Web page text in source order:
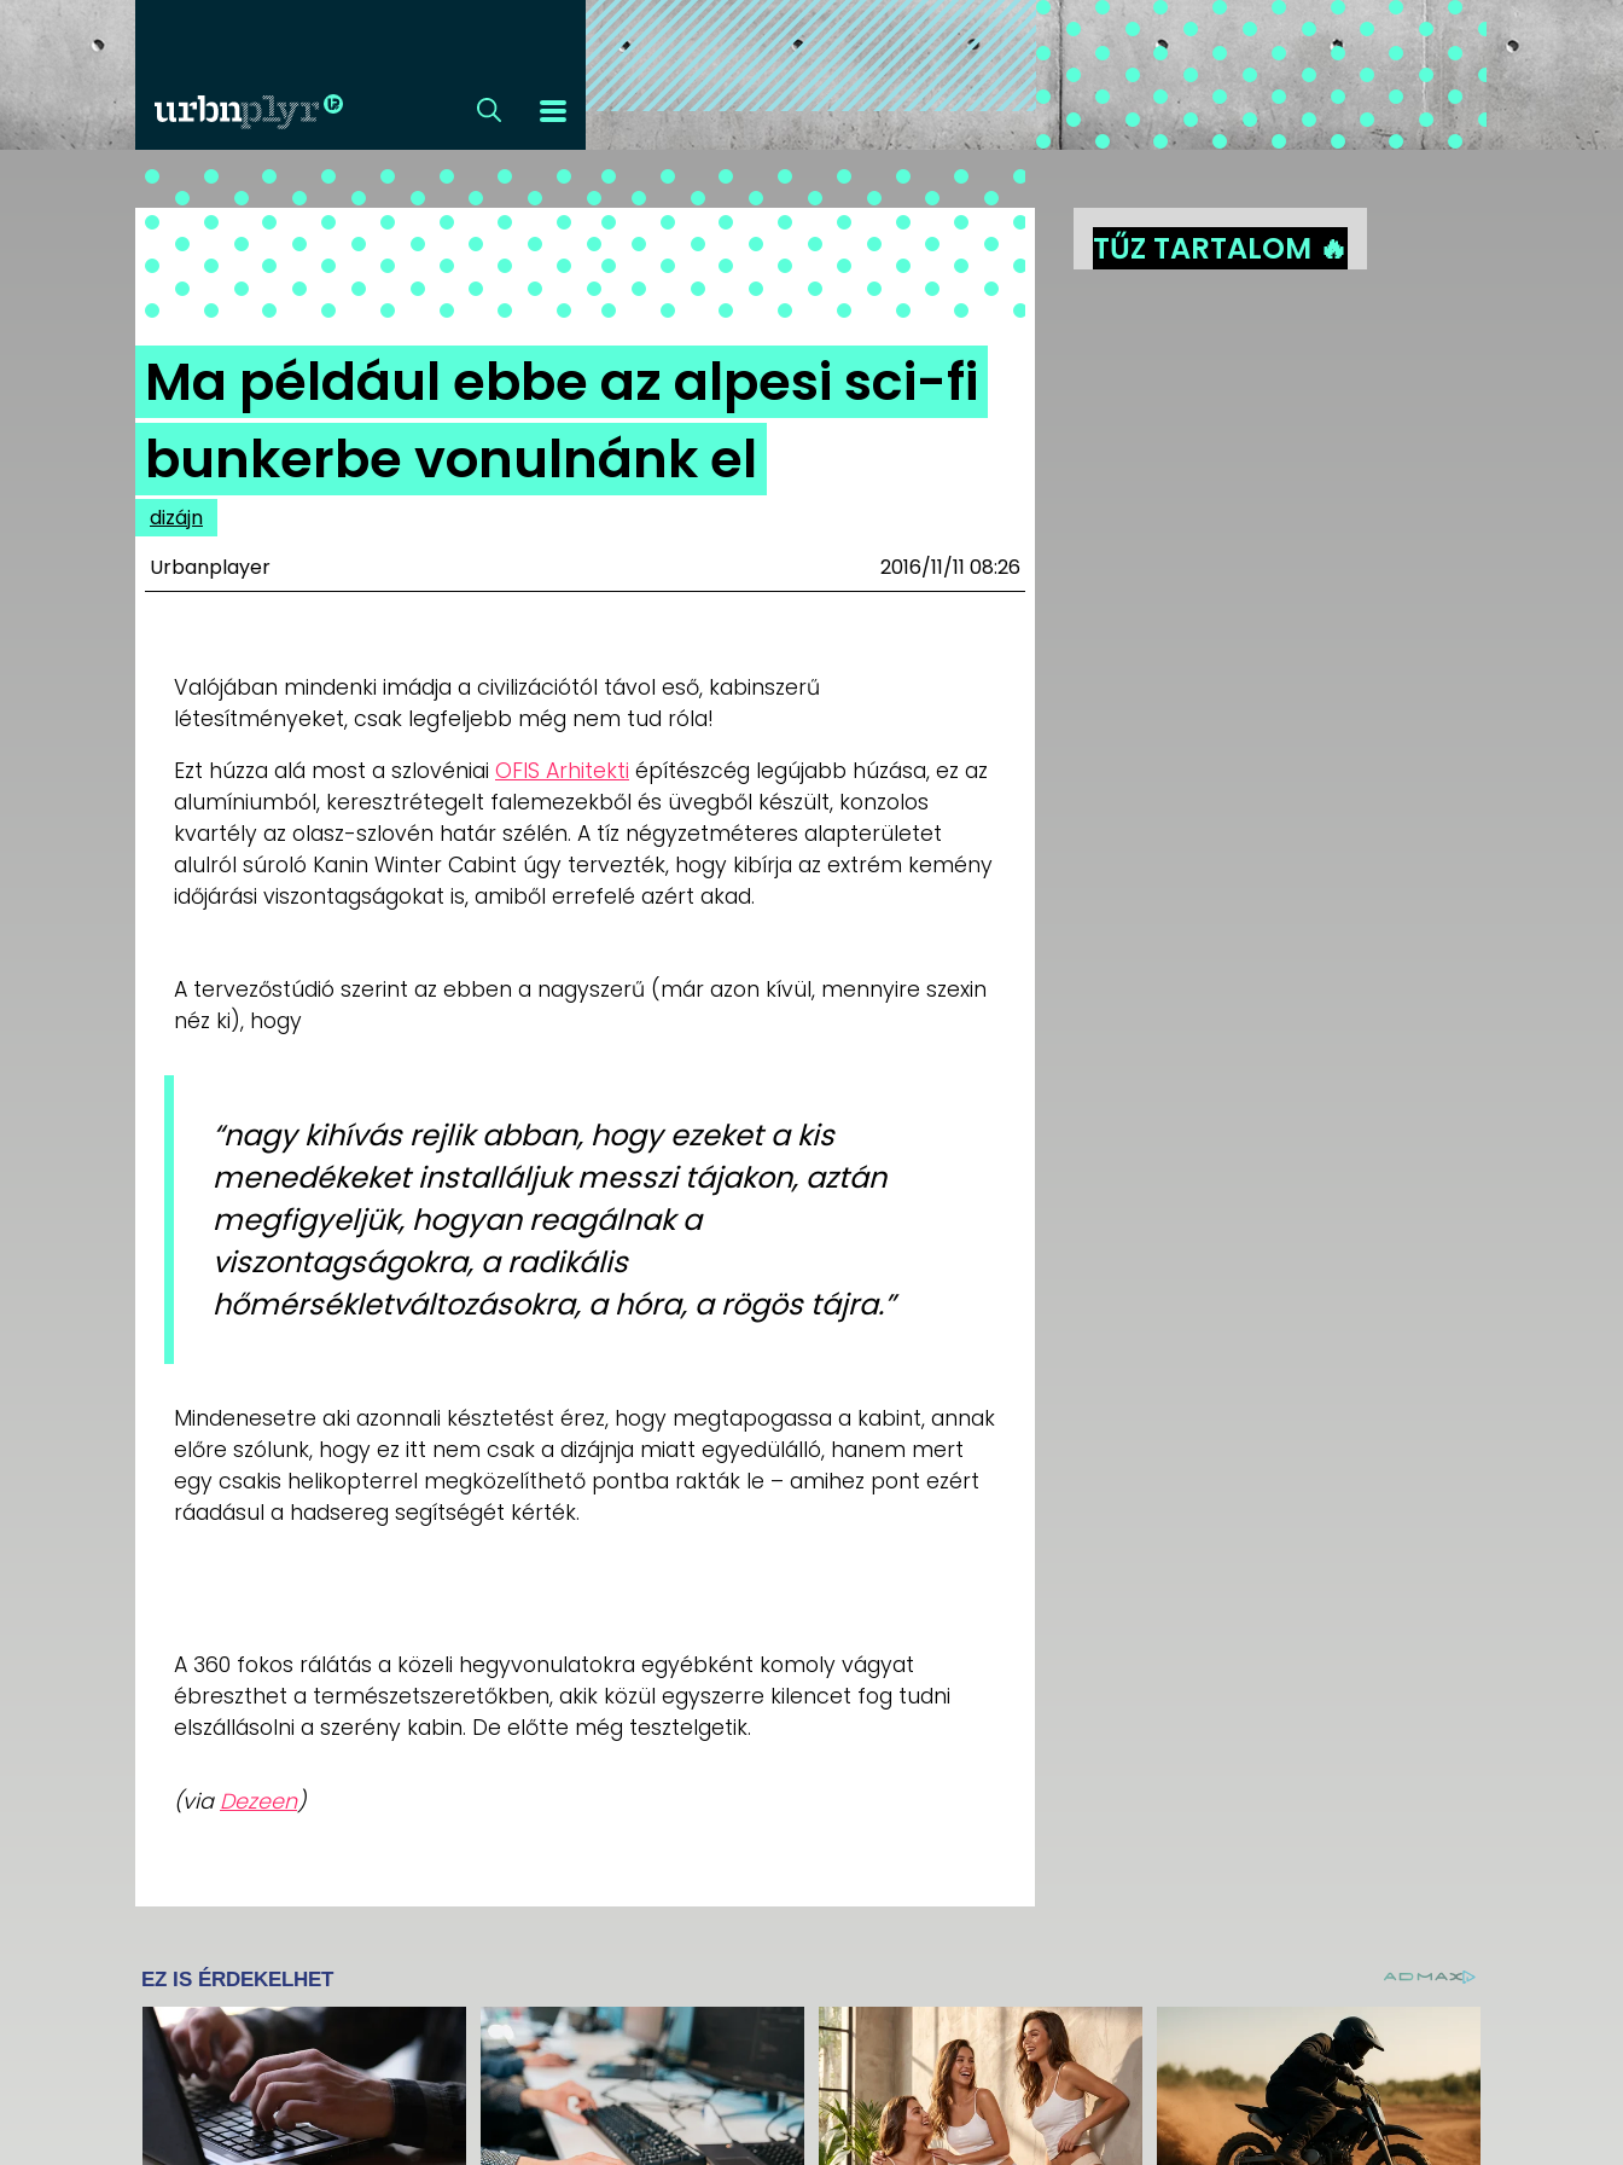
CÍMLAP
DIZÁJN
DIVAT
HIP
KULT
IMPRESSZUM
PR-ARCHÍVUM
TÁJÉKOZTATÓ
Ma például ebbe az alpesi sci-fi
bunkerbe vonulnánk el
dizájn
Urbanplayer
2016/11/11 08:26
Valójában mindenki imádja a civilizációtól távol eső, kabinszerű
létesítményeket, csak legfeljebb még nem tud róla!
Ezt húzza alá most a szlovéniai OFIS Arhitekti építészcég legújabb húzása, ez az
alumíniumból, keresztrétegelt falemezekből és üvegből készült, konzolos
kvartély az olasz-szlovén határ szélén. A tíz négyzetméteres alapterületet
alulról súroló Kanin Winter Cabint úgy tervezték, hogy kibírja az extrém kemény
időjárási viszontagságokat is, amiből errefelé azért akad.
A tervezőstúdió szerint az ebben a nagyszerű (már azon kívül, mennyire szexin
néz ki), hogy
“nagy kihívás rejlik abban, hogy ezeket a kis
menedékeket installáljuk messzi tájakon, aztán
megfigyeljük, hogyan reagálnak a
viszontagságokra, a radikális
hőmérsékletváltozásokra, a hóra, a rögös tájra.”
Mindenesetre aki azonnali késztetést érez, hogy megtapogassa a kabint, annak
előre szólunk, hogy ez itt nem csak a dizájnja miatt egyedülálló, hanem mert
egy csakis helikopterrel megközelíthető pontba rakták le – amihez pont ezért
ráadásul a hadsereg segítségét kérték.
A 360 fokos rálátás a közeli hegyvonulatokra egyébként komoly vágyat
ébreszthet a természetszeretőkben, akik közül egyszerre kilencet fog tudni
elszállásolni a szerény kabin. De előtte még tesztelgetik.
(via Dezeen)
TŰZ TARTALOM 🔥